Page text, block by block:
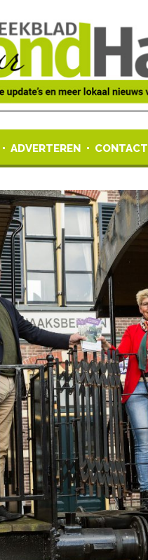
ADVERTEREN CONTACT